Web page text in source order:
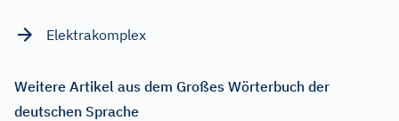
Elektrakomplex
Weitere Artikel aus dem Großes Wörterbuch der
deutschen Sprache